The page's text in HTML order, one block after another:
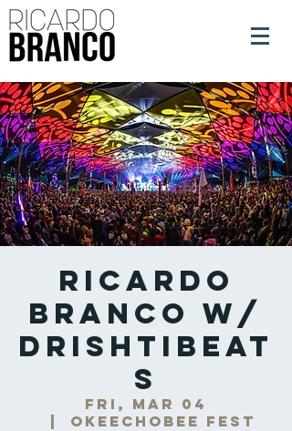
Ricardo
Branco w/
DrishtiBeat
s
Fri, Mar 04
Okeechobee Fest